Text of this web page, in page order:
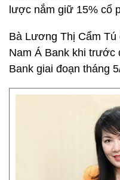
lược nắm giữ 15% cổ
Bà Lương Thị Cẩm
Nam Á Bank khi trước
Bank giai đoạn tháng